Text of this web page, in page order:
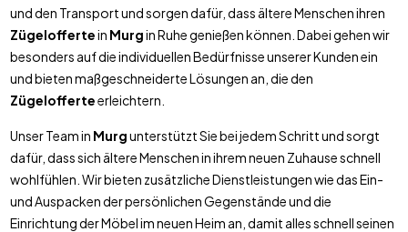
und den Transport und sorgen dafür, dass ältere Menschen ihren
Zügeloffertein Murgin Ruhe genießen können. Dabei gehen wir
besonders auf die individuellen Bedürfnisse unserer Kunden ein
und bieten maßgeschneiderte Lösungen an, die den
Zügelofferteerleichtern.
Unser Team in Murgunterstützt Sie bei jedem Schritt und sorgt
dafür, dass sich ältere Menschen in ihrem neuen Zuhause schnell
wohlfühlen. Wir bieten zusätzliche Dienstleistungen wie das Ein-
und Auspacken der persönlichen Gegenstände und die
Einrichtung der Möbel im neuen Heim an, damit alles schnell seinen